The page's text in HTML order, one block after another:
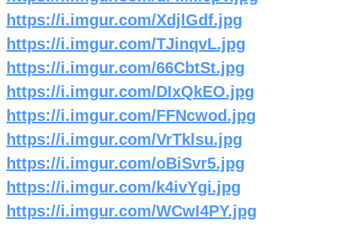
https://i.imgur.com/XdjlGdf.jpg
https://i.imgur.com/TJinqvL.jpg
https://i.imgur.com/66CbtSt.jpg
https://i.imgur.com/DIxQkEO.jpg
https://i.imgur.com/FFNcwod.jpg
https://i.imgur.com/VrTklsu.jpg
https://i.imgur.com/oBiSvr5.jpg
https://i.imgur.com/k4ivYgi.jpg
https://i.imgur.com/WCwI4PY.jpg